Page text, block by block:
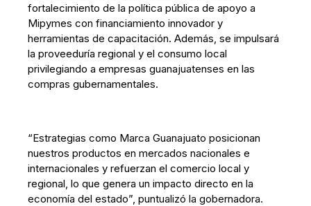
fortalecimiento de la política pública de apoyo a
Mipymes con financiamiento innovador y
herramientas de capacitación. Además, se impulsará
la proveeduría regional y el consumo local
privilegiando a empresas guanajuatenses en las
compras gubernamentales.
“Estrategias como Marca Guanajuato posicionan
nuestros productos en mercados nacionales e
internacionales y refuerzan el comercio local y
regional, lo que genera un impacto directo en la
economía del estado”, puntualizó la gobernadora.